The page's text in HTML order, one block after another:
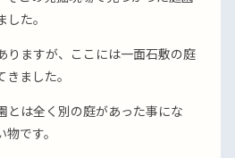
た。
りますが、ここには一面石敷の庭
ました。
は全く別の庭があった事にな
です。